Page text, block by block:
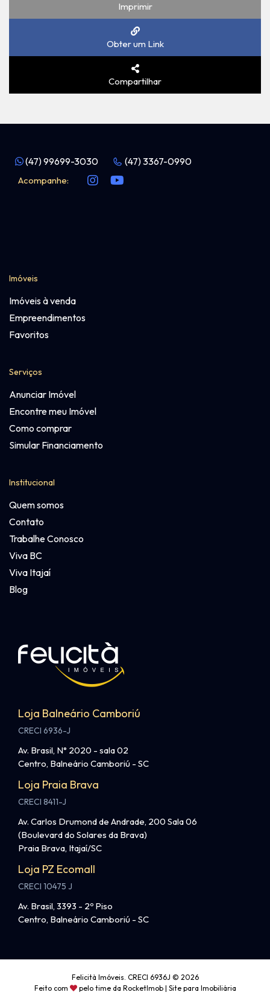
Imprimir
Obter um Link
Compartilhar
(47) 99699-3030 (47) 3367-0990
Acompanhe:
Imóveis
Imóveis à venda
Empreendimentos
Favoritos
Serviços
Anunciar Imóvel
Encontre meu Imóvel
Como comprar
Simular Financiamento
Institucional
Quem somos
Contato
Trabalhe Conosco
Viva BC
Viva Itajaí
Blog
Loja Balneário Camboriú
CRECI 6936-J
Av. Brasil, N° 2020 - sala 02
Centro, Balneário Camboriú - SC
Loja Praia Brava
CRECI 8411-J
Av. Carlos Drumond de Andrade, 200 Sala 06
(Boulevard do Solares da Brava)
Praia Brava, Itajaí/SC
Loja PZ Ecomall
CRECI 10475 J
Av. Brasil, 3393 - 2º Piso
Centro, Balneário Camboriú - SC
Felicità Imóveis. CRECI 6936J © 2026
Feito com
pelo time da RocketImob | Site para Imobiliária